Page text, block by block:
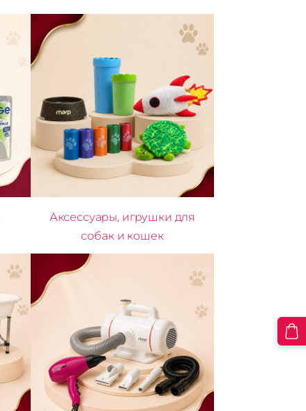
Аксессуары, игрушки для
собак и кошек